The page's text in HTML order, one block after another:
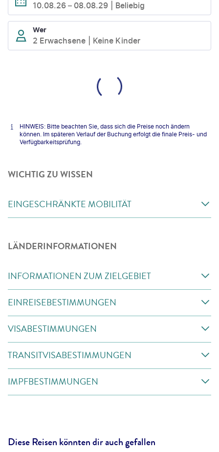
10.08.26 – 08.08.29 Beliebig
Wer
2 Erwachsene Keine Kinder
HINWEIS: Bitte beachten Sie, dass sich die Preise noch ändern
können. Im späteren Verlauf der Buchung erfolgt die finale Preis- und
Verfügbarkeitsprüfung.
WICHTIG ZU WISSEN
EINGESCHRÄNKTE MOBILITÄT
LÄNDERINFORMATIONEN
INFORMATIONEN ZUM ZIELGEBIET
EINREISEBESTIMMUNGEN
VISABESTIMMUNGEN
TRANSITVISABESTIMMUNGEN
IMPFBESTIMMUNGEN
Diese Reisen könnten dir auch gefallen